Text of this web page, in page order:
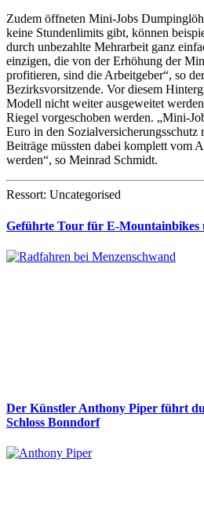
Zudem öffneten Mini-Jobs
keine Stundenlimits gibt, können
durch unbezahlte Mehrarbeit ganz
einzigen, die von der Erhöhung der
profitieren, sind die Arbeitgeber“, so
Bezirksvorsitzende. Vor diesem
Modell nicht weiter ausgeweitet
Riegel vorgeschoben werden. „Mini-
Euro in den
Beiträge müssten dabei komplett vom
werden“, so Meinrad Schmidt.
Ressort: Uncategorised
Geführte Tour für E-Mountainbikes
Der Künstler Anthony Piper führt
Schloss Bonndorf